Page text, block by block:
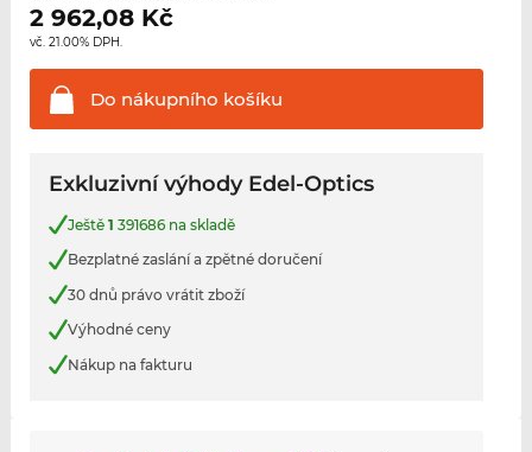
2 962,08Kč
vč. 21.00% DPH.
Do nákupního košíku
Exkluzivní výhody Edel-Optics
Ještě 1 391686 na skladě
Bezplatné zaslání a zpětné doručení
30 dnů právo vrátit zboží
Výhodné ceny
Nákup na fakturu